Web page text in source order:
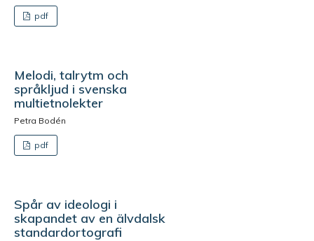
pdf
Melodi, talrytm och
språkljud i svenska
multietnolekter
Petra Bodén
pdf
Spår av ideologi i
skapandet av en älvdalsk
standardortografi